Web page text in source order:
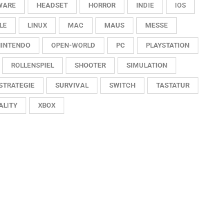
HEADSET HORROR INDIE IOS
LINUX MAC MAUS MESSE
OPEN-WORLD PC PLAYSTATION
ROLLENSPIEL SHOOTER SIMULATION
SURVIVAL SWITCH TASTATUR
XBOX